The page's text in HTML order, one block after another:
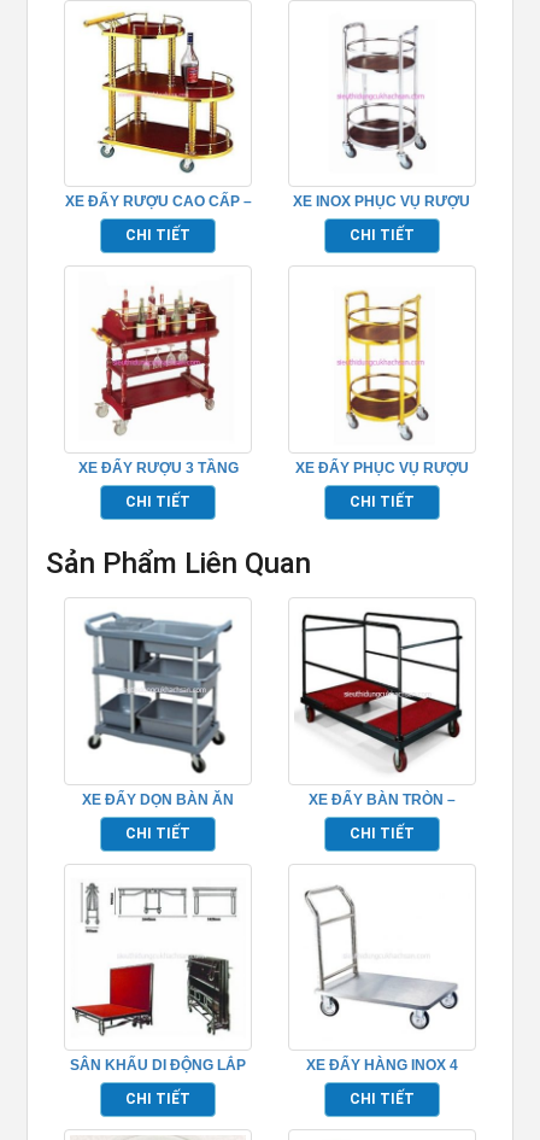
XE ĐẨY RƯỢU CAO CẤP –
TPXD12
CHI TIẾT
XE INOX PHỤC VỤ RƯỢU
NHÀ HÀNG – TPXD0022
CHI TIẾT
XE ĐẨY RƯỢU 3 TẦNG
TPXD0011
CHI TIẾT
XE ĐẨY PHỤC VỤ RƯỢU
INOX – TPXD0021
CHI TIẾT
Sản Phẩm Liên Quan
XE ĐẨY DỌN BÀN ĂN
TP_680109
CHI TIẾT
XE ĐẨY BÀN TRÒN –
TP526003
CHI TIẾT
SÂN KHẤU DI ĐỘNG LẮP
GHÉP TP968012
CHI TIẾT
XE ĐẨY HÀNG INOX 4
BÁNH
CHI TIẾT